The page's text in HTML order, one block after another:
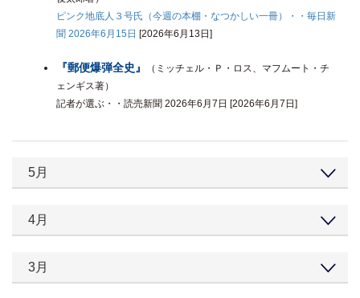
ピンク地底人３号氏（今週の本棚・なつかしい一冊）・・毎日新
聞 2026年6月15日 [2026年6月13日]
『郵便爆弾全史』
（ミッチェル・Ｐ・ロス、マフムート・チ
ェンギス著）
記者が選ぶ・・読売新聞 2026年6月7日 [2026年6月7日]
5月
4月
3月